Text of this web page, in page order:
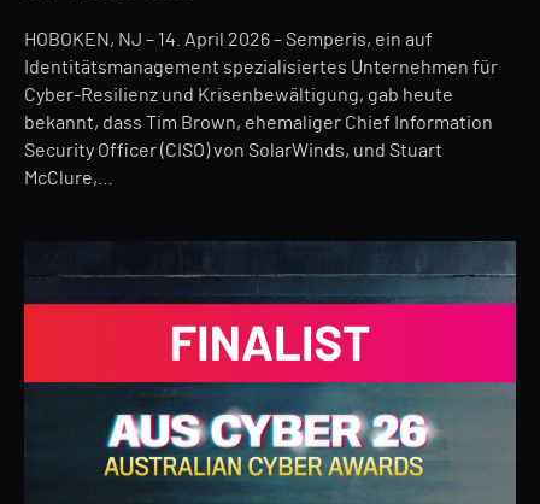
HOBOKEN, NJ – 14. April 2026 – Semperis, ein auf
Identitätsmanagement spezialisiertes Unternehmen für
Cyber-Resilienz und Krisenbewältigung, gab heute
bekannt, dass Tim Brown, ehemaliger Chief Information
Security Officer (CISO) von SolarWinds, und Stuart
McClure,…